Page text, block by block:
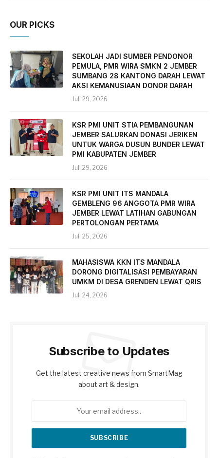
OUR PICKS
SEKOLAH JADI SUMBER PENDONOR
PEMULA, PMR WIRA SMKN 2 JEMBER
SUMBANG 28 KANTONG DARAH LEWAT
AKSI KEMANUSIAAN DONOR DARAH
Juli 29, 2026
KSR PMI UNIT STIA PEMBANGUNAN
JEMBER SALURKAN DONASI JERIKEN
UNTUK WARGA DUSUN BUNDER LEWAT
PMI KABUPATEN JEMBER
Juli 29, 2026
KSR PMI UNIT ITS MANDALA
GEMBLENG 96 ANGGOTA PMR WIRA
JEMBER LEWAT LATIHAN GABUNGAN
PERTOLONGAN PERTAMA
Juli 25, 2026
MAHASISWA KKN ITS MANDALA
DORONG DIGITALISASI PEMBAYARAN
UMKM DI DESA GRENDEN LEWAT QRIS
Juli 24, 2026
Subscribe to Updates
Get the latest creative news from SmartMag
about art & design.